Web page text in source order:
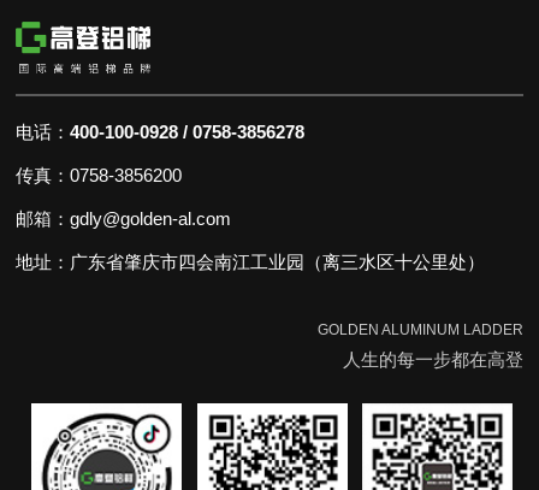
电话：400-100-0928 / 0758-3856278
传真：0758-3856200
邮箱：gdly@golden-al.com
地址：广东省肇庆市四会南江工业园（离三水区十公里处）
GOLDEN ALUMINUM LADDER
人生的每一步都在高登